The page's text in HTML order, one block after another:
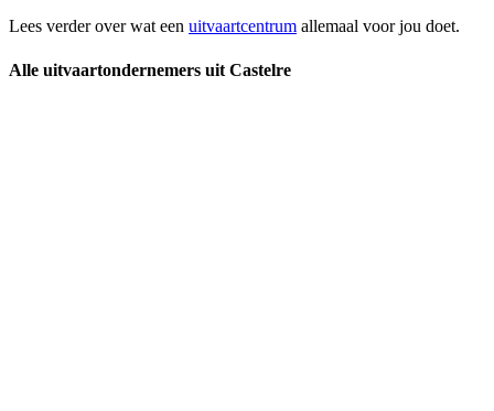
Lees verder over wat een uitvaartcentrum allemaal voor jou doet.
Alle uitvaartondernemers uit Castelre